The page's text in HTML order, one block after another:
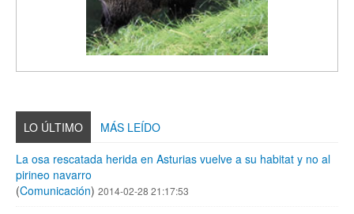
LO ÚLTIMO
MÁS LEÍDO
La osa rescatada herida en Asturias vuelve a su habitat y no al
pirineo navarro
(Comunicación) 2014-02-28 21:17:53